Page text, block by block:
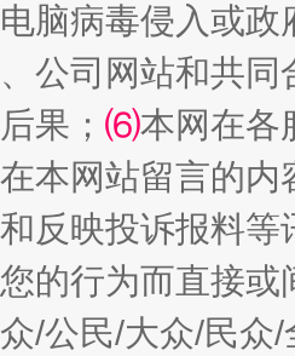
县开幕 规模
脑病毒侵入或
公司网站和共
果； ⑹本网在各
本网站留言的内
反映投诉报料
的行为而直接
/公民/大众/民